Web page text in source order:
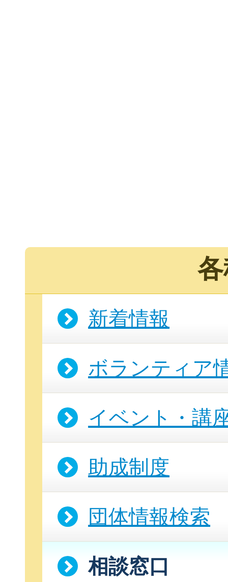
このサイトについて
サイトマップ
新着情報
ボランティア
イベント・講
助成制度
団体情報検索
相談窓口